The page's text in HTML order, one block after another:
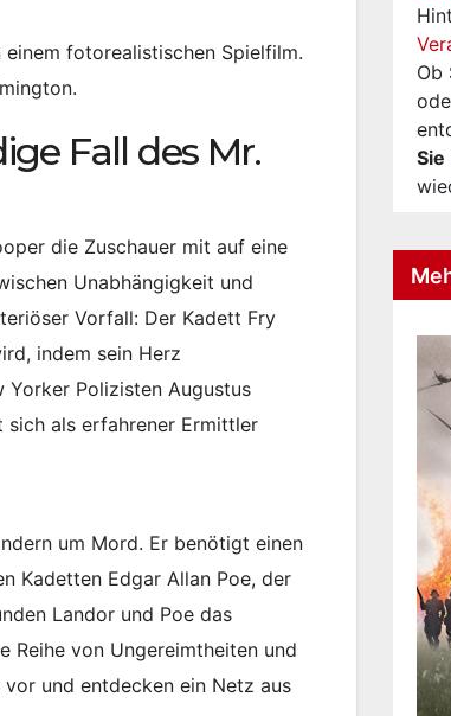
fotorealistischen Spielfilm.
Fall des Mr.
die Zuschauer mit auf eine
Unabhängigkeit und
Vorfall: Der Kadett Fry
indem sein Herz
Yorker Polizisten Augustus
als erfahrener Ermittler
um Mord. Er benötigt einen
Kadetten Edgar Allan Poe, der
Landor und Poe das
Reihe von Ungereimtheiten und
und entdecken ein Netz aus
Ob
Sie